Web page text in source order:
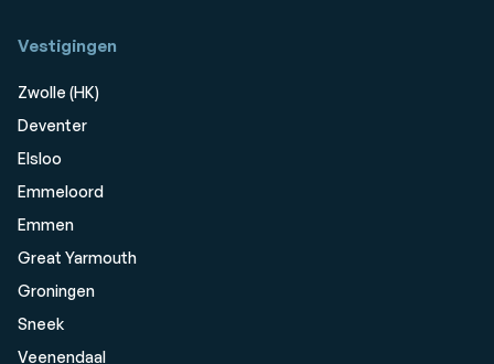
Vestigingen
Zwolle (HK)
Deventer
Elsloo
Emmeloord
Emmen
Great Yarmouth
Groningen
Sneek
Veenendaal